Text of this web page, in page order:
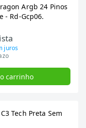
Argb 24 Pinos
- Rd-Gcp06.
juros
carrinho
Tech Preta Sem